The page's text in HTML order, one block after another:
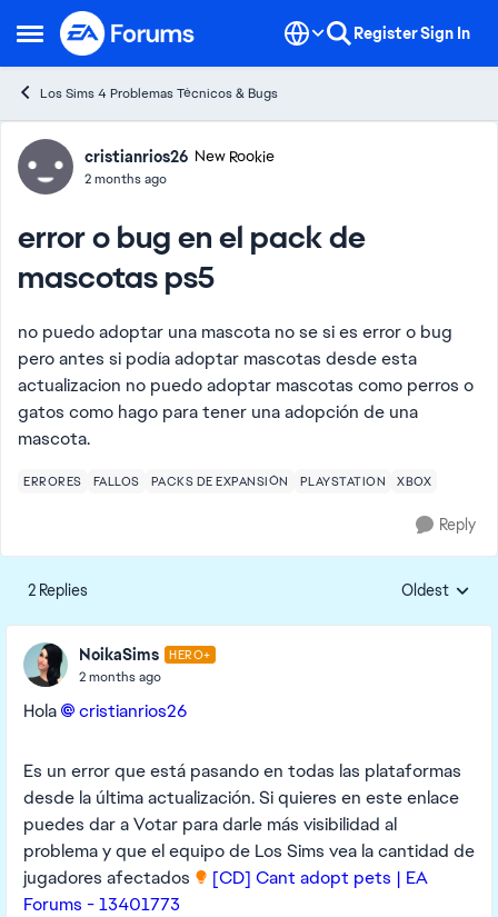
Open Side Menu
Skip to content RegisterSign In
Los Sims 4 Problemas Técnicos & Bugs
Forum Discussion
cristianrios26 New Rookie
2 months ago
error o bug en el pack de
mascotas ps5
no puedo adoptar una mascota no se si es error o bug
pero antes si podía adoptar mascotas desde esta
actualizacion no puedo adoptar mascotas como perros o
gatos como hago para tener una adopción de una
mascota.
ERRORES FALLOS PACKS DE EXPANSIÓN PLAYSTATION XBOX
Reply
2 Replies Replies
Oldest
NoikaSims HERO+
2 months ago
Hola cristianrios26​
Es un error que está pasando en todas las plataformas
desde la última actualización. Si quieres en este enlace
puedes dar a Votar para darle más visibilidad al
problema y que el equipo de Los Sims vea la cantidad de
jugadores afectados
[CD] Cant adopt pets | EA
Forums - 13401773